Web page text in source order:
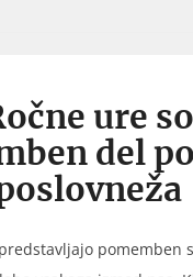
ure so
del
pomemben